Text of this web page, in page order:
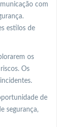
com
estilos de
os
Os
de
segurança,